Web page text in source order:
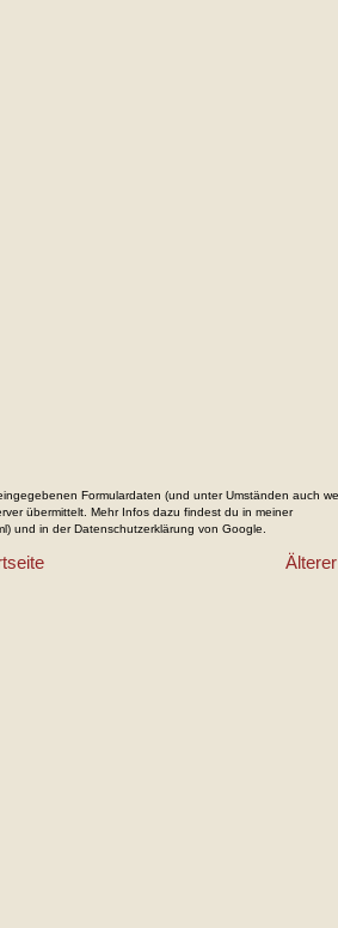
Formulardaten (und unter Umständen auch
übermittelt. Mehr Infos dazu findest du in meiner
und in der Datenschutzerklärung von Google.